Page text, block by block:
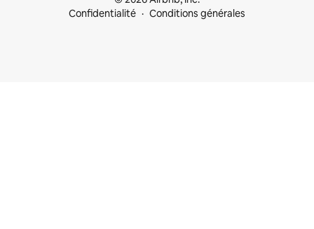
Confidentialité
Conditions générales